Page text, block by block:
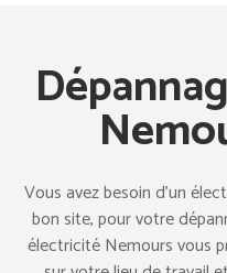
Vous avez besoin d’un
bon site, pour votre
électricité Nemours vous